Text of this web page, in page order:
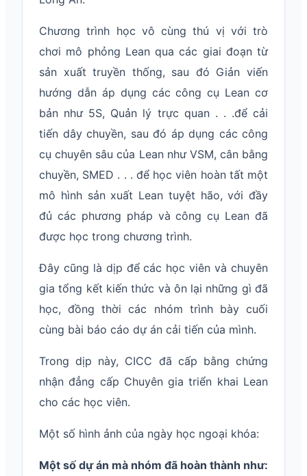
Chương trình học vô cùng thú vị với trò
chơi mô phỏng Lean qua các giai đoạn từ
sản xuất truyền thống, sau đó Giản viến
hướng dẫn áp dụng các công cụ Lean cơ
bản như 5S, Quản lý trực quan . . .để cải
tiến dây chuyền, sau đó áp dụng các công
cụ chuyên sâu của Lean như VSM, cân bằng
chuyền, SMED . . . để học viên hoàn tất một
mô hình sản xuất Lean tuyệt hão, với đầy
đủ các phương pháp và công cụ Lean đã
được học trong chương trình.
Đây cũng là dịp để các học viên và chuyên
gia tổng kết kiến thức và ôn lại những gì đã
học, đồng thời các nhóm trình bày cuối
cùng bài báo cáo dự án cải tiến của mình.
Trong dịp này, CICC đã cấp bằng chứng
nhận đẳng cấp Chuyên gia triển khai Lean
cho các học viên.
Một số hình ảnh của ngày học ngoại khóa:
Một số dự án mà nhóm đã hoàn thành như: